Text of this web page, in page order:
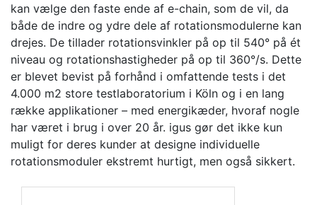
kan vælge den faste ende af e-chain, som de vil, da
både de indre og ydre dele af rotationsmodulerne kan
drejes. De tillader rotationsvinkler på op til 540° på ét
niveau og rotationshastigheder på op til 360°/s. Dette
er blevet bevist på forhånd i omfattende tests i det
4.000 m2 store testlaboratorium i Köln og i en lang
række applikationer – med energikæder, hvoraf nogle
har været i brug i over 20 år. igus gør det ikke kun
muligt for deres kunder at designe individuelle
rotationsmoduler ekstremt hurtigt, men også sikkert.